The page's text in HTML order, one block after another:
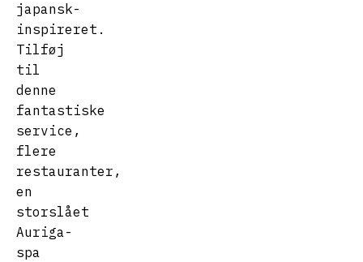
japansk-
inspireret.
Tilføj
til
denne
fantastiske
service,
flere
restauranter,
en
storslået
Auriga-
spa